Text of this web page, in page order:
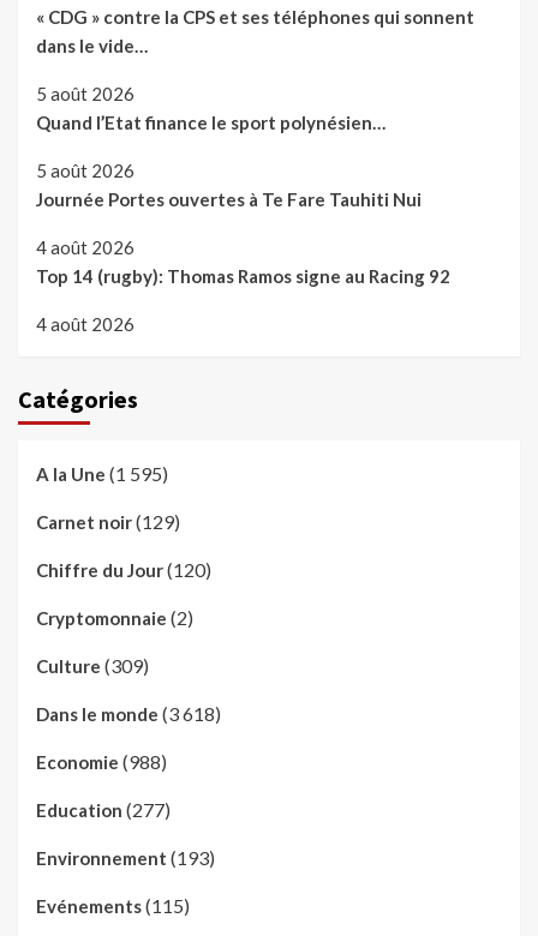
« CDG » contre la CPS et ses téléphones qui sonnent
dans le vide…
5 août 2026
Quand l’Etat finance le sport polynésien…
5 août 2026
Journée Portes ouvertes à Te Fare Tauhiti Nui
4 août 2026
Top 14 (rugby): Thomas Ramos signe au Racing 92
4 août 2026
Catégories
A la Une (1 595)
Carnet noir(129)
Chiffre du Jour(120)
Cryptomonnaie (2)
Culture (309)
Dans le monde (3 618)
Economie (988)
Education (277)
Environnement (193)
Evénements(115)